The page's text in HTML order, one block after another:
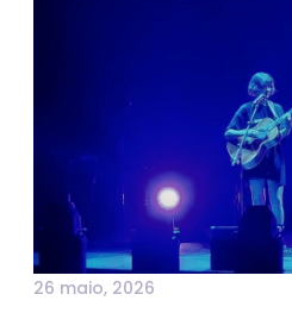
26 maio, 2026